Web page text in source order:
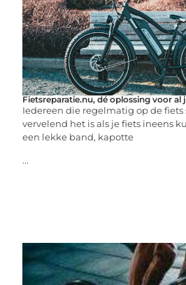
Fietsreparatie.nu, dé oplossing voor
Iedereen die regelmatig op de fiets
vervelend het is als je fiets ineens
een lekke band, kapotte
...